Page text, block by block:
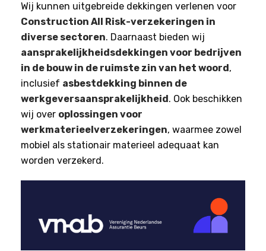
Wij kunnen uitgebreide dekkingen verlenen voor
Construction All Risk-verzekeringen in
diverse sectoren. Daarnaast bieden wij
aansprakelijkheidsdekkingen voor bedrijven
in de bouw in de ruimste zin van het woord,
inclusief asbestdekking binnen de
werkgeversaansprakelijkheid. Ook beschikken
wij over oplossingen voor
werkmaterieelverzekeringen, waarmee zowel
mobiel als stationair materieel adequaat kan
worden verzekerd.